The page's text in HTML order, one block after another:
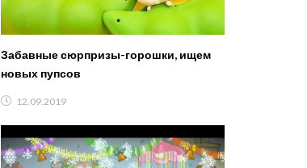
Забавные сюрпризы-горошки, ищем
новых пупсов
12.09.2019